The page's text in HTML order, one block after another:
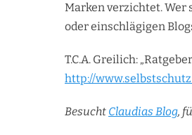
Marken verzichtet.
oder einschlägigen
T.C.A. Greilich:
http://
Besucht Claudias Blog,